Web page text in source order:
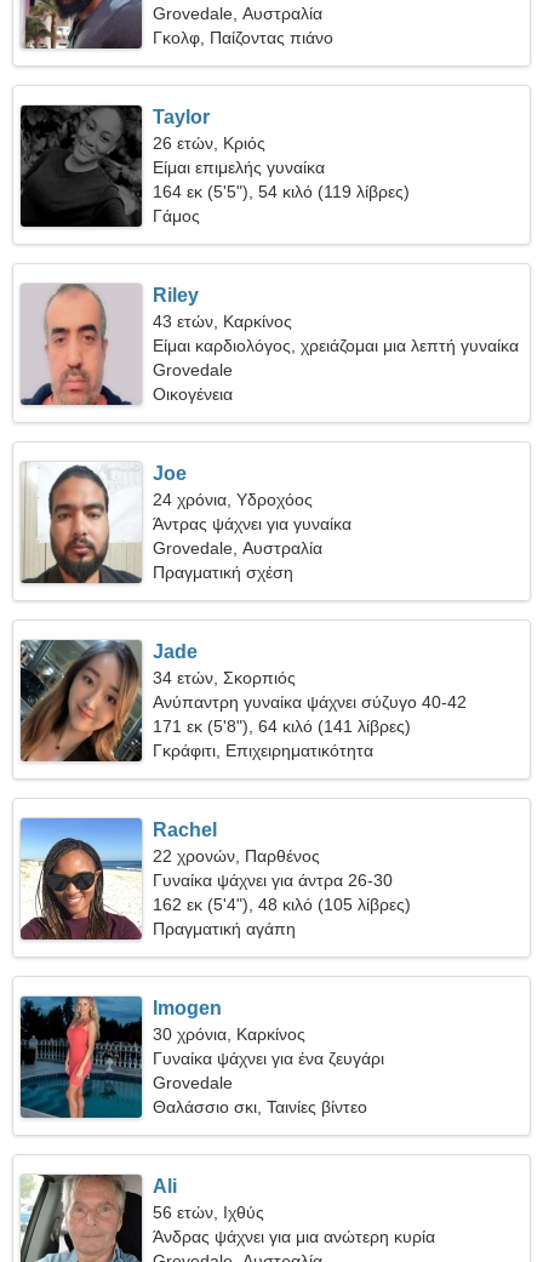
Grovedale, Αυστραλία
Γκολφ, Παίζοντας πιάνο
Taylor
26 ετών, Κριός
Είμαι επιμελής γυναίκα
164 εκ (5'5"), 54 κιλό (119 λίβρες)
Γάμος
Riley
43 ετών, Καρκίνος
Είμαι καρδιολόγος, χρειάζομαι μια λεπτή γυναίκα
Grovedale
Οικογένεια
Joe
24 χρόνια, Υδροχόος
Άντρας ψάχνει για γυναίκα
Grovedale, Αυστραλία
Πραγματική σχέση
Jade
34 ετών, Σκορπιός
Ανύπαντρη γυναίκα ψάχνει σύζυγο 40-42
171 εκ (5'8"), 64 κιλό (141 λίβρες)
Γκράφιτι, Επιχειρηματικότητα
Rachel
22 χρονών, Παρθένος
Γυναίκα ψάχνει για άντρα 26-30
162 εκ (5'4"), 48 κιλό (105 λίβρες)
Πραγματική αγάπη
Imogen
30 χρόνια, Καρκίνος
Γυναίκα ψάχνει για ένα ζευγάρι
Grovedale
Θαλάσσιο σκι, Ταινίες βίντεο
Ali
56 ετών, Ιχθύς
Άνδρας ψάχνει για μια ανώτερη κυρία